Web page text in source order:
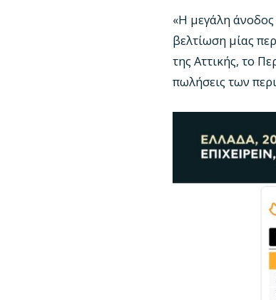
«Η μεγάλη άνοδος
βελτίωση μίας
της Αττικής, το
πωλήσεις των